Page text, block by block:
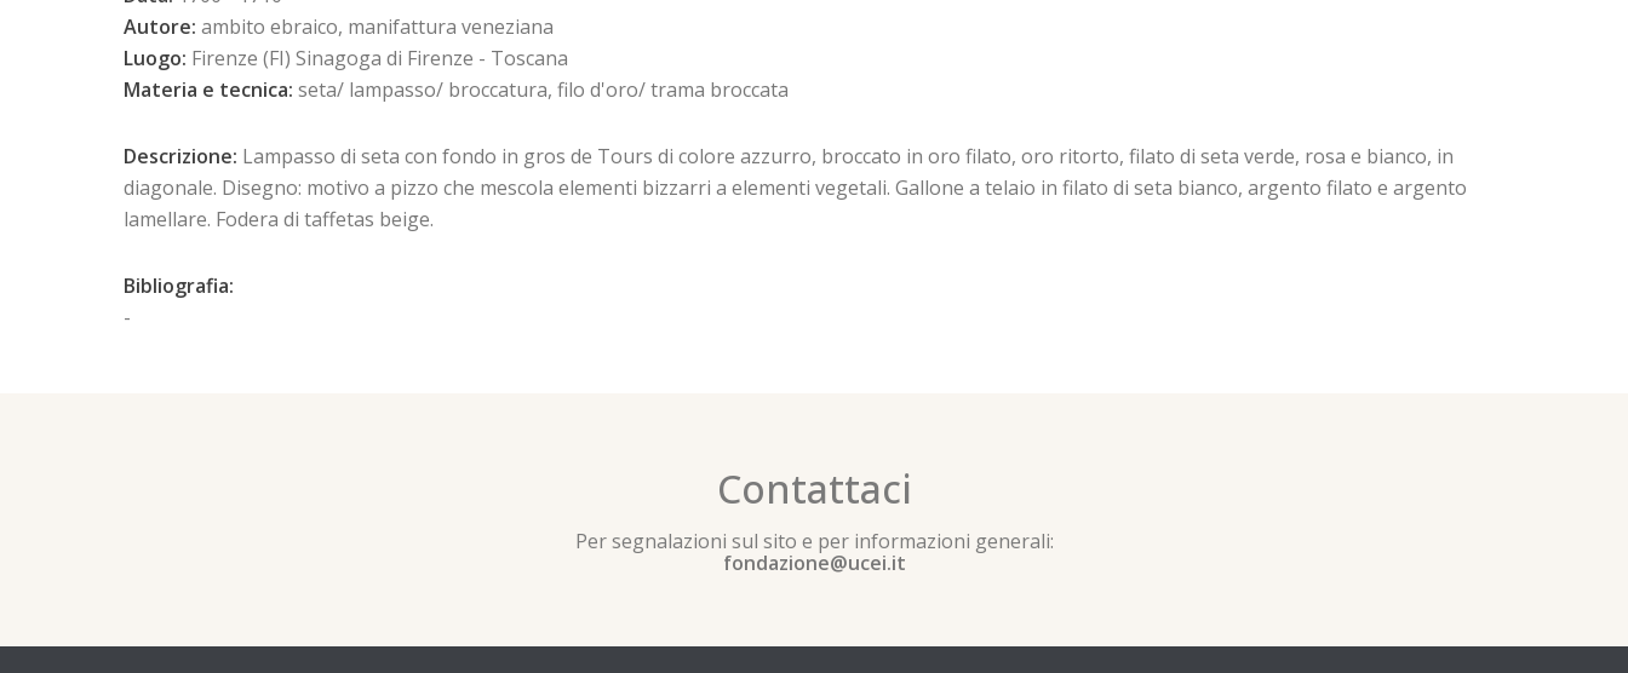
Autore: ambito ebraico, manifattura veneziana
Luogo: Firenze (FI) Sinagoga di Firenze - Toscana
Materia e tecnica: seta/ lampasso/ broccatura, filo d'oro/ trama broccata
Descrizione: Lampasso di seta con fondo in gros de Tours di colore azzurro, broccato in oro filato, oro ritorto, filato di seta verde, rosa e bianco, in
diagonale. Disegno: motivo a pizzo che mescola elementi bizzarri a elementi vegetali. Gallone a telaio in filato di seta bianco, argento filato e argento
lamellare. Fodera di taffetas beige.
Bibliografia:
-
Contattaci
Per segnalazioni sul sito e per informazioni generali:
fondazione@ucei.it